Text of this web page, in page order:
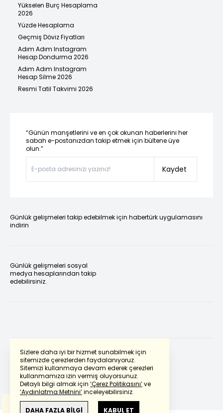
Sizlere daha iyi bir hizmet sunabilmek için
sitemizde çerezlerden faydalanıyoruz.
Sitemizi kullanmaya devam ederek çerezleri
kullanmamıza izin vermiş oluyorsunuz.
Detaylı bilgi almak için ‘Çerez Politikasını’ve
‘Aydınlatma Metnini’inceleyebilirsiniz.
DAHA FAZLA BİLGİ KABUL ET
Yükselen Burç Hesaplama
2026
Yüzde Hesaplama
Geçmiş Döviz Fiyatları
Adım Adım Instagram
Hesap Dondurma 2026
Adım Adım Instagram
Hesap Silme 2026
Resmi Tatil Takvimi 2026
“Günün manşetlerini ve en çok okunan haberlerini her
sabah e-postanızdan takip etmek için bültene üye
olun.”
Kaydet
Günlük gelişmeleri takip edebilmek için habertürk uygulamasını
indirin
Günlük gelişmeleri sosyal
medya hesaplarından takip
edebilirsiniz.
Powered by Translate
Bu çevirideGoogle Transletekullanılmıştır.
Anlam ve çeviri hatalarından
haberturk.com